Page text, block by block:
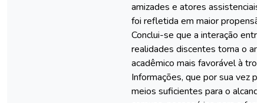
amizades e atores assistenciais
foi refletida em maior
Conclui-se que a interação
realidades discentes torna o
acadêmico mais favorável à
Informações, que por sua vez
meios suficientes para o